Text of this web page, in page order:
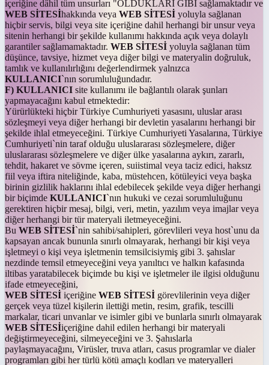
içeriğine dâhil tüm unsurları "OLDUKLARI GİBİ sağlamaktadır ve
WEB SİTESİhakkında veya WEB SİTESİ yoluyla sağlanan
hiçbir servis, bilgi veya site içeriğine dahil herhangi bir unsur veya
sitenin herhangi bir şekilde kullanımı hakkında açık veya dolaylı
garantiler sağlamamaktadır. WEB SİTESİ yoluyla sağlanan tüm
düşünce, tavsiye, hizmet veya diğer bilgi ve materyalin doğruluk,
tamlık ve kullanılırlığını değerlendirmek yalnızca
KULLANICI`nın sorumluluğundadır.
F) KULLANICI site kullanımı ile bağlantılı olarak şunları
yapmayacağını kabul etmektedir:
Yürürlükteki hiçbir Türkiye Cumhuriyeti yasasını, uluslar arası
sözleşmeyi veya diğer herhangi bir devletin yasalarını herhangi bir
şekilde ihlal etmeyeceğini. Türkiye Cumhuriyeti Yasalarına, Türkiye
Cumhuriyeti`nin taraf olduğu uluslararası sözleşmelere, diğer
uluslararası sözleşmelere ve diğer ülke yasalarına aykırı, zararlı,
tehdit, hakaret ve sövme içeren, suiistimal veya taciz edici, haksız
fiil veya iftira niteliğinde, kaba, müstehcen, kötüleyici veya başka
birinin gizlilik haklarını ihlal edebilecek şekilde veya diğer herhangi
bir biçimde KULLANICI`nın hukuki ve cezai sorumluluğunu
gerektiren hiçbir mesaj, bilgi, veri, metin, yazılım veya imajlar veya
diğer herhangi bir tür materyali iletmeyeceğini.
Bu WEB SİTESİ`nin sahibi/sahipleri, görevlileri veya host`unu da
kapsayan ancak bununla sınırlı olmayarak, herhangi bir kişi veya
işletmeyi o kişi veya işletmenin temsilcisiymiş gibi 3. şahıslar
nezdinde temsil etmeyeceğini veya yanıltıcı ve halkın kafasında
iltibas yaratabilecek biçimde bu kişi ve işletmeler ile ilgisi olduğunu
ifade etmeyeceğini,
WEB SİTESİ içeriğine WEB SİTESİ görevlilerinin veya diğer
gerçek veya tüzel kişilerin ilettiği metin, resim, grafik, tescilli
markalar, ticari unvanlar ve isimler gibi ve bunlarla sınırlı olmayarak
WEB SİTESİiçeriğine dahil edilen herhangi bir materyali
değiştirmeyeceğini, silmeyeceğini ve 3. Şahıslarla
paylaşmayacağını, Virüsler, truva atları, casus programlar ve dialer
programları gibi her türlü kötü amaçlı kodları ve materyalleri